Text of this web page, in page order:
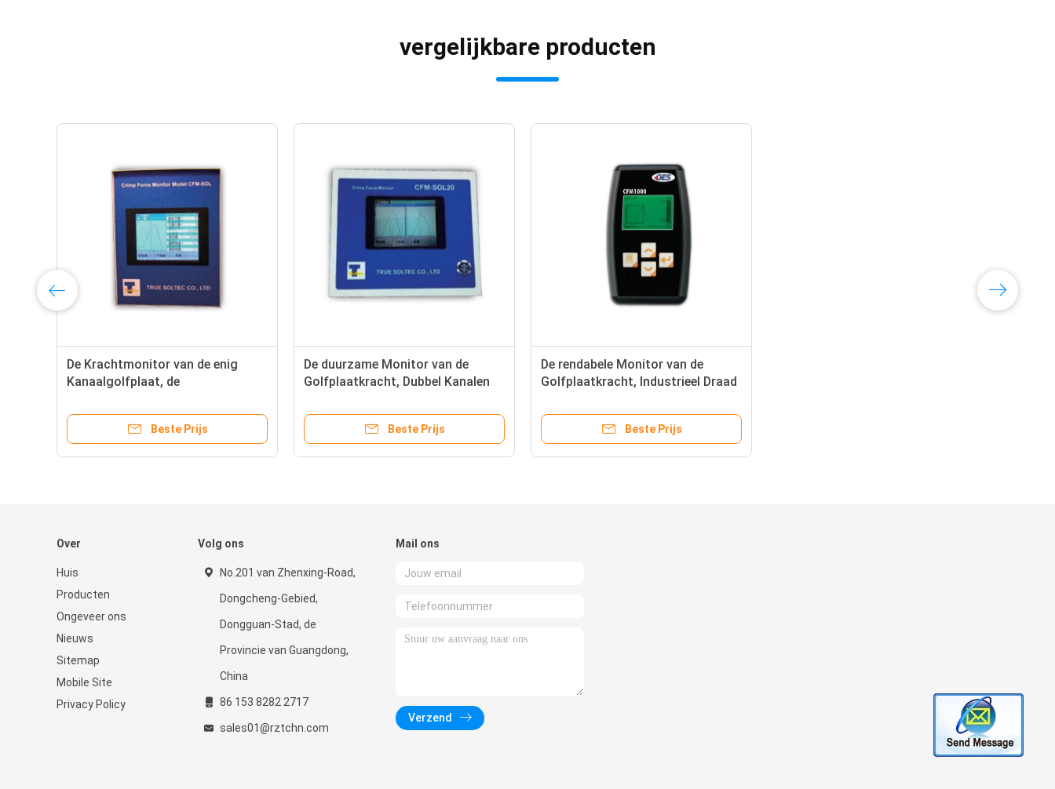
vergelijkbare producten
De Krachtmonitor van de enig
Kanaalgolfplaat, de
Precisiegolfplaat
Beste Prijs
De duurzame Monitor van de
Golfplaatkracht, Dubbel Kanalen
Beste Prijs
De rendabele Monitor van de
Golfplaatkracht, Industrieel Draad
Beste Prijs
Over
Huis
Producten
Ongeveer ons
Nieuws
Sitemap
Mobile Site
Privacy Policy
Volg ons
No.201 van Zhenxing-Road,
Dongcheng-Gebied,
Dongguan-Stad, de
Provincie van Guangdong,
China
86 153 8282 2717
sales01@rztchn.com
Mail ons
Verzend